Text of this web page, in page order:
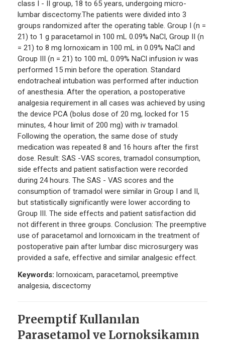
class I - II group, 18 to 65 years, undergoing micro-
lumbar discectomy.The patients were divided into 3
groups randomized after the operating table. Group I (n =
21) to 1 g paracetamol in 100 mL 0.09% NaCl, Group II (n
= 21) to 8 mg lornoxicam in 100 mL in 0.09% NaCl and
Group III (n = 21) to 100 mL 0.09% NaCl infusion iv was
performed 15 min before the operation. Standard
endotracheal intubation was performed after induction
of anesthesia. After the operation, a postoperative
analgesia requirement in all cases was achieved by using
the device PCA (bolus dose of 20 mg, locked for 15
minutes, 4 hour limit of 200 mg) with iv tramadol.
Following the operation, the same dose of study
medication was repeated 8 and 16 hours after the first
dose. Result: SAS -VAS scores, tramadol consumption,
side effects and patient satisfaction were recorded
during 24 hours. The SAS - VAS scores and the
consumption of tramadol were similar in Group I and II,
but statistically significantly were lower according to
Group III. The side effects and patient satisfaction did
not different in three groups. Conclusion: The preemptive
use of paracetamol and lornoxicam in the treatment of
postoperative pain after lumbar disc microsurgery was
provided a safe, effective and similar analgesic effect.
Keywords: lornoxicam, paracetamol, preemptive
analgesia, discectomy
Preemptif Kullanılan
Parasetamol ve Lornoksikamın